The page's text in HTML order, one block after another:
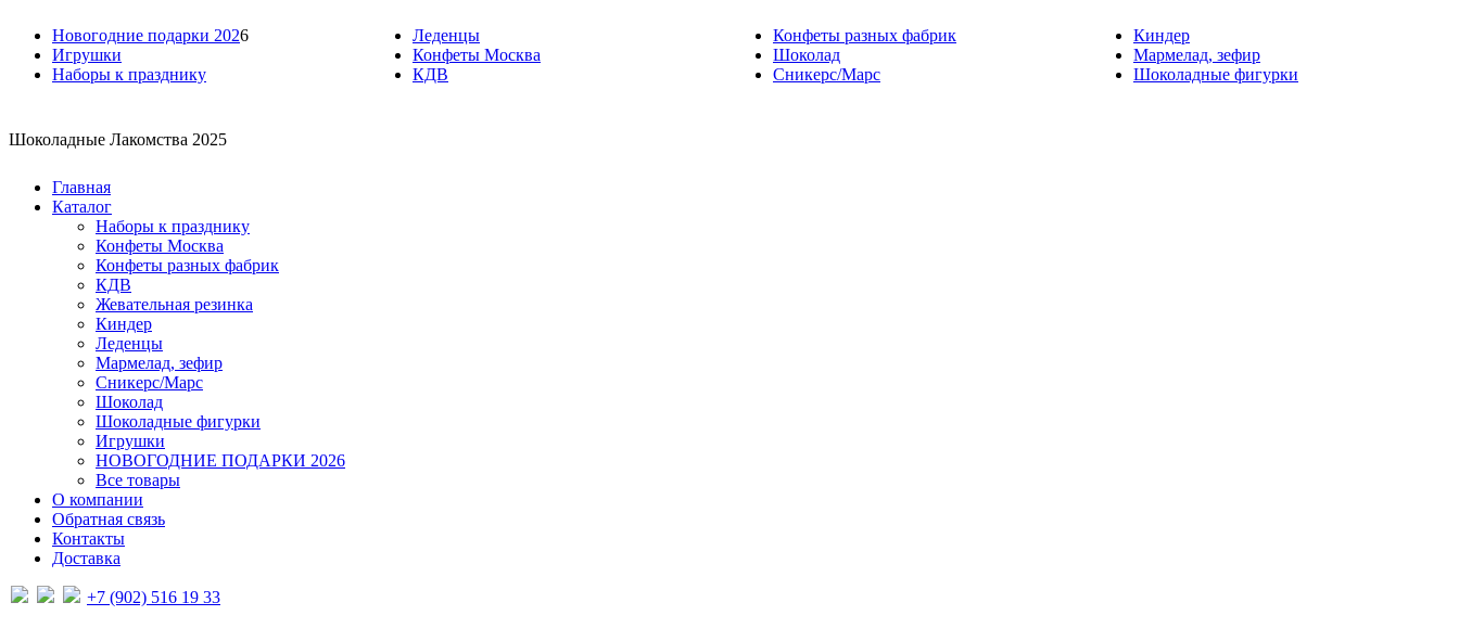
Новогодние подарки 2026
Игрушки
Наборы к празднику
Леденцы
Конфеты Москва
КДВ
Конфеты разных фабрик
Шоколад
Сникерс/Марс
Киндер
Мармелад, зефир
Шоколадные фигурки
Шоколадные Лакомства 2025
Главная
Каталог
Наборы к празднику
Конфеты Москва
Конфеты разных фабрик
КДВ
Жевательная резинка
Киндер
Леденцы
Мармелад, зефир
Сникерс/Марс
Шоколад
Шоколадные фигурки
Игрушки
НОВОГОДНИЕ ПОДАРКИ 2026
Все товары
О компании
Обратная связь
Контакты
Доставка
+7 (902) 516 19 33